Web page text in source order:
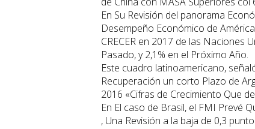
En Su Revisión del panorama
Desempeño Económico de
CRECER en 2017 de las Naciones
Pasado, y 2,1% en el Próximo Año.
Este cuadro latinoamericano,
Recuperación un corto Plazo de
2016 «Cifras de Crecimiento Que
En El caso de Brasil, el FMI Prevé
, Una Revisión a la baja de 0,3